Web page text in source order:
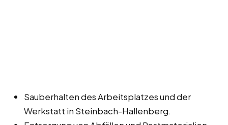
Sauberhalten des Arbeitsplatzes und der
Werkstatt in Steinbach-Hallenberg.